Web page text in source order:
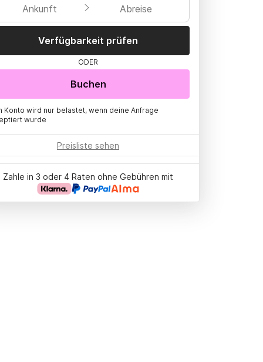
Ankunft Abreise
Verfügbarkeit prüfen
ODER
Buchen
Konto wird nur belastet, wenn deine Anfrage
wurde
Preisliste sehen
Zahle in 3 oder 4 Raten ohne Gebühren mit